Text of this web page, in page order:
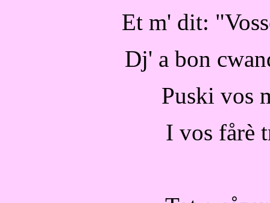
Et m' dit:
Dj' a bon
Puski vos
I vos fårè